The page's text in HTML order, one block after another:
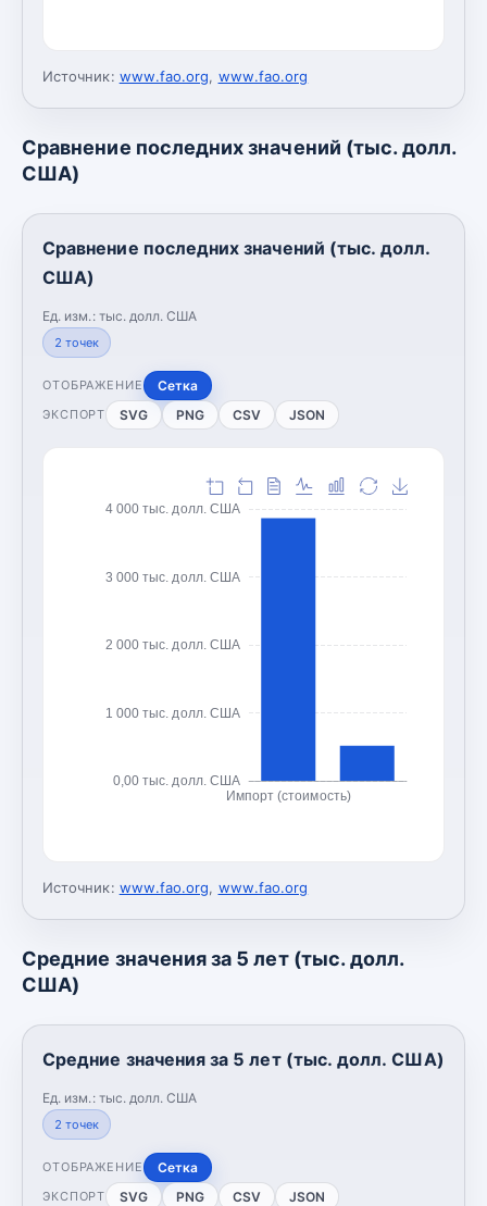
Источник: www.fao.org, www.fao.org
Сравнение последних значений (тыс. долл.
США)
Сравнение последних значений (тыс. долл.
США)
Ед. изм.: тыс. долл. США
2 точек
ОТОБРАЖЕНИЕ Сетка
ЭКСПОРТ SVG PNG CSV JSON
0,00 тыс. долл. США
1 000 тыс. долл. США
2 000 тыс. долл. США
3 000 тыс. долл. США
4 000 тыс. долл. США
Импорт (стоимость)
Источник: www.fao.org, www.fao.org
Средние значения за 5 лет (тыс. долл.
США)
Средние значения за 5 лет (тыс. долл. США)
Ед. изм.: тыс. долл. США
2 точек
ОТОБРАЖЕНИЕ Сетка
ЭКСПОРТ SVG PNG CSV JSON